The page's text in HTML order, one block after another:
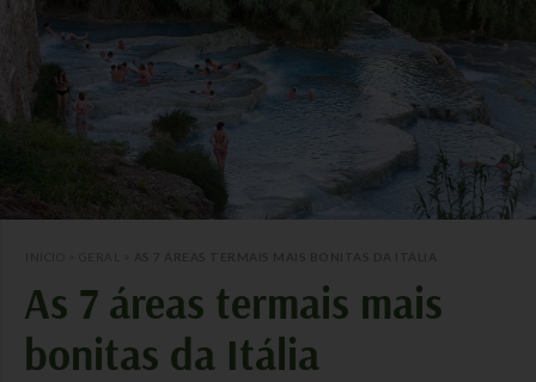
As 7 áreas termais mais
bonitas da Itália